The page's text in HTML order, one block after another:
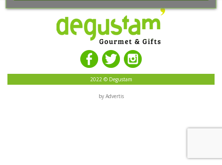
2022 © Degustam
by Advertis